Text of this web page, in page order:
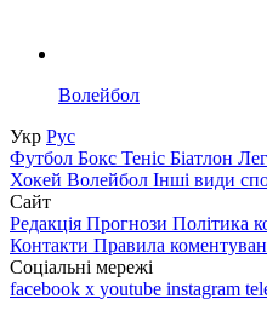
Волейбол
Укр Рус
Футбол Бокс Теніс Біатлон
Хокей Волейбол Інші види
Сайт
Редакція Прогнози Політика
Контакти Правила
Соціальні мережі
facebook x youtube instagram